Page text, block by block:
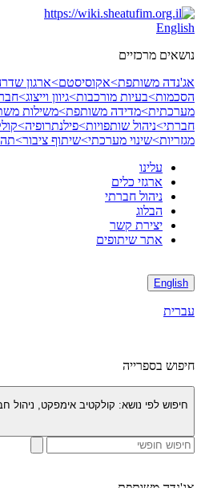
Skip
to
English
נושאים מרכזיים
אג'נדה משותפת>אקוסיסטם>ארגון
הסכמות>בעיות מורכבות>גיוון וייצוג>
מערכתית>מדידה משותפת>משילות
חברתי>ניהול שותפויות>פילנתרופיה>
מגזריות>שינוי מערכתי>שיתוף ציבור>
עלינו
ארגזי כלים
ניהול חברתי
הבלוג
יצירת קשר
אתר שיתופים
English
עברית
חיפוש בספרייה
חיפוש לפי נושא: קולקטיב אימפקט, ניהול